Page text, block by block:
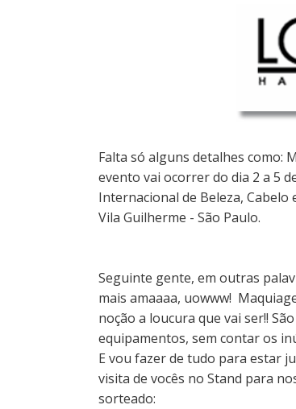
Falta só alguns detalhes como:
evento vai ocorrer do dia 2 a 5
Internacional de Beleza, Cabelo
Vila Guilherme - São Paulo.
Seguinte gente, em outras
mais amaaaa, uowww!
noção a loucura que vai ser!!
equipamentos, sem contar os
E vou fazer de tudo para estar
visita de vocês no Stand para
sorteado: